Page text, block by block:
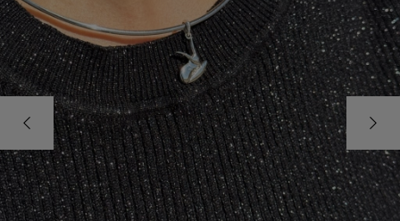
前の画像